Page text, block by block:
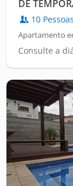
DE
10 Pessoas
Apartamento
Consulte a